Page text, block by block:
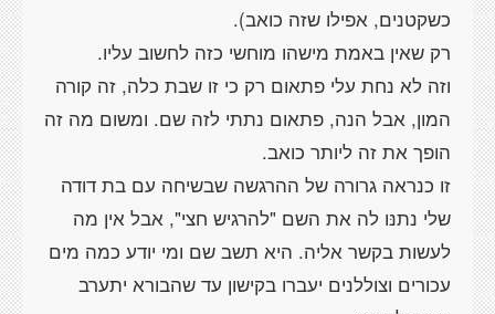
וזה לא נחת עלי פתאום רק כי זו שבת כלה, זה קורה
המון, אבל הנה, פתאום נתתי לזה שם. ומשום מה זה
זו כנראה גרורה של ההרגשה שבשיחה עם בת דודה
שלי נתנּו לה את השם "להרגיש חצי", אבל אין מה
לעשות בקשר אליה. היא תשב שם ומי יודע כמה מים
עכורים וצוללנים יעברו בקישון עד שהבורא יתערב